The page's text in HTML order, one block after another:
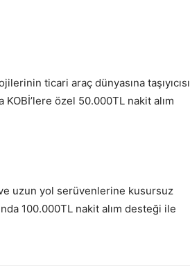
ticari araç dünyasına taşıyıcısı
özel 50.000TL nakit alım
uzun yol serüvenlerine kusursuz
100.000TL nakit alım desteği ile